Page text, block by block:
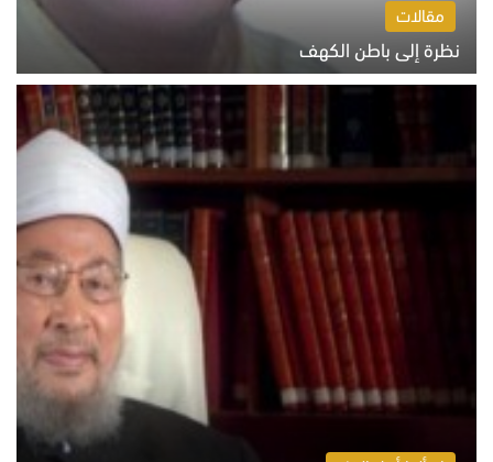
مقالات
نظرة إلى باطن الكهف
السبت 8 أغسطس 2026 11:04 ص